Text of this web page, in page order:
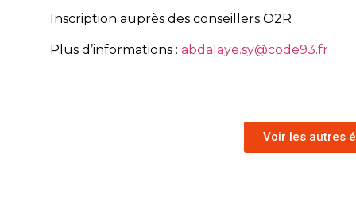
Inscription auprès des conseillers O2R
Plus d’informations : abdalaye.sy@code93.fr
Voir les autres